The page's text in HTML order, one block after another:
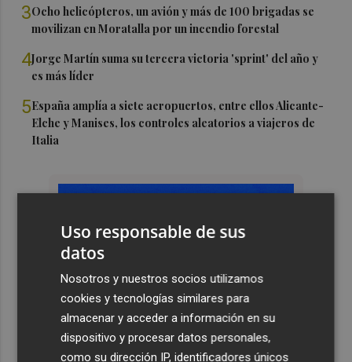
3Ocho helicópteros, un avión y más de 100 brigadas se
movilizan en Moratalla por un incendio forestal
4Jorge Martín suma su tercera victoria 'sprint' del año y
es más líder
5España amplía a siete aeropuertos, entre ellos Alicante-
Elche y Manises, los controles aleatorios a viajeros de
Italia
Uso responsable de sus
datos
Nosotros y nuestros socios utilizamos
cookies y tecnologías similares para
almacenar y acceder a información en su
dispositivo y procesar datos personales,
como su dirección IP, identificadores únicos